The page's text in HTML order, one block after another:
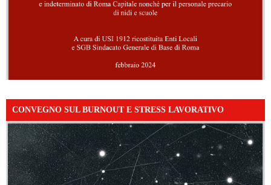
CONVEGNO SUL BURNOUT E STRESS LAVORATIVO